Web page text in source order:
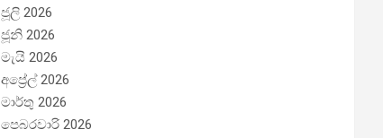
ජූලි 2026
ජූනි 2026
මැයි 2026
අප්‍රේල් 2026
මාර්තු 2026
පෙබරවාරි 2026